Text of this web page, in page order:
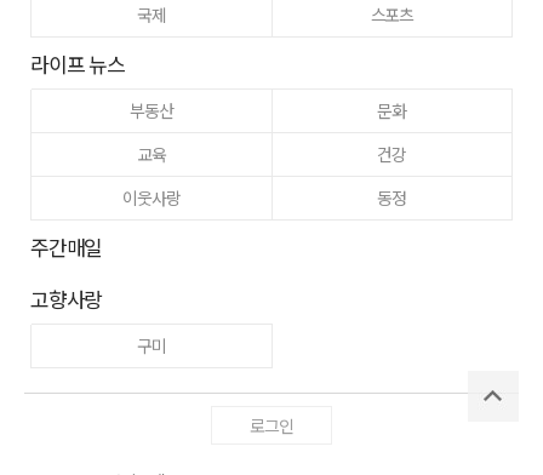
국제
스포츠
라이프 뉴스
부동산
문화
교육
건강
이웃사랑
동정
주간매일
고향사랑
구미
로그인